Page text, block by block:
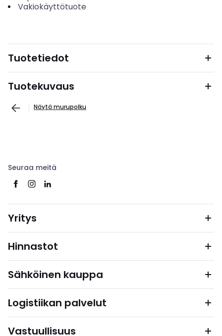
Vakiokäyttötuote
Tuotetiedot
Tuotekuvaus
Näytä murupolku
Seuraa meitä
Yritys
Hinnastot
Sähköinen kauppa
Logistiikan palvelut
Vastuullisuus